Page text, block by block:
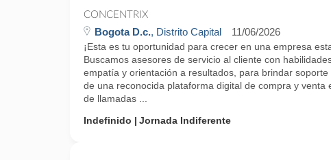
CONCENTRIX
Bogota D.c., Distrito Capital 11/06/2026
¡Esta es tu oportunidad para crecer en una empresa
Buscamos asesores de servicio al cliente con
empatía y orientación a resultados, para brindar
de una reconocida plataforma digital de compra y venta
de llamadas ...
Indefinido
Jornada Indiferente